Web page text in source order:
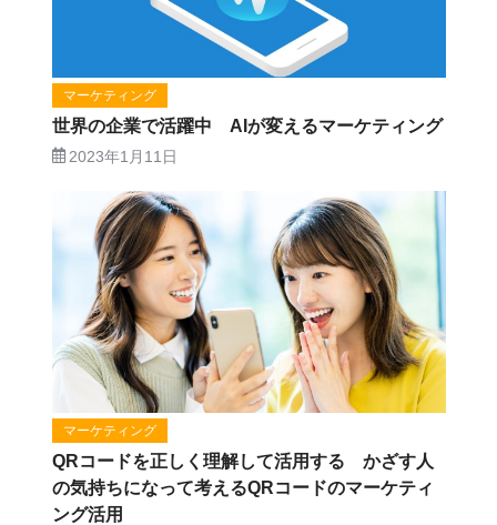
マーケティング
世界の企業で活躍中 AIが変えるマーケティング
2023年1月11日
マーケティング
QRコードを正しく理解して活用する かざす人
の気持ちになって考えるQRコードのマーケティ
ング活用